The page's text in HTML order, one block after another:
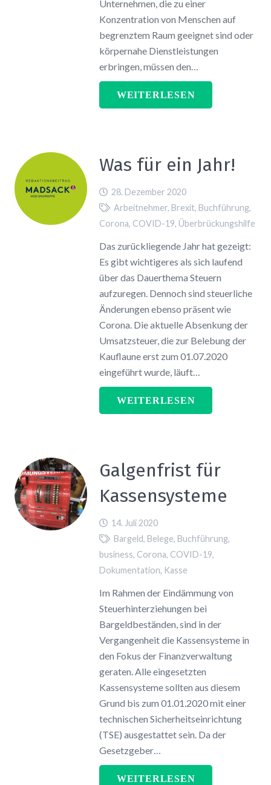
Unternehmen, die zu einer
Konzentration von Menschen auf
begrenztem Raum geeignet sind oder
körpernahe Dienstleistungen
erbringen, müssen den…
WEITERLESEN
Was für ein Jahr!
28. Dezember 2020
Arbeitnehmer, Brexit, Buchführung,
Corona, COVID-19, Überbrückungshilfe
Das zurückliegende Jahr hat gezeigt:
Es gibt wichtigeres als sich laufend
über das Dauerthema Steuern
aufzuregen. Dennoch sind steuerliche
Änderungen ebenso präsent wie
Corona. Die aktuelle Absenkung der
Umsatzsteuer, die zur Belebung der
Kauflaune erst zum 01.07.2020
eingeführt wurde, läuft…
WEITERLESEN
Galgenfrist für
Kassensysteme
14. Juli 2020
Bargeld, Belege, Buchführung,
business, Corona, COVID-19,
Dokumentation, Kasse
Im Rahmen der Eindämmung von
Steuerhinterziehungen bei
Bargeldbeständen, sind in der
Vergangenheit die Kassensysteme in
den Fokus der Finanzverwaltung
geraten. Alle eingesetzten
Kassensysteme sollten aus diesem
Grund bis zum 01.01.2020 mit einer
technischen Sicherheitseinrichtung
(TSE) ausgestattet sein. Da der
Gesetzgeber…
WEITERLESEN